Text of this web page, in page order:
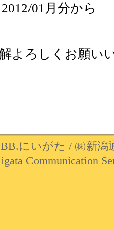
01月分から
よろしくお願い
BB.にいがた / ㈱新潟
Communication